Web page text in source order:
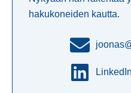
hakukoneiden kautta.
LinkedIn